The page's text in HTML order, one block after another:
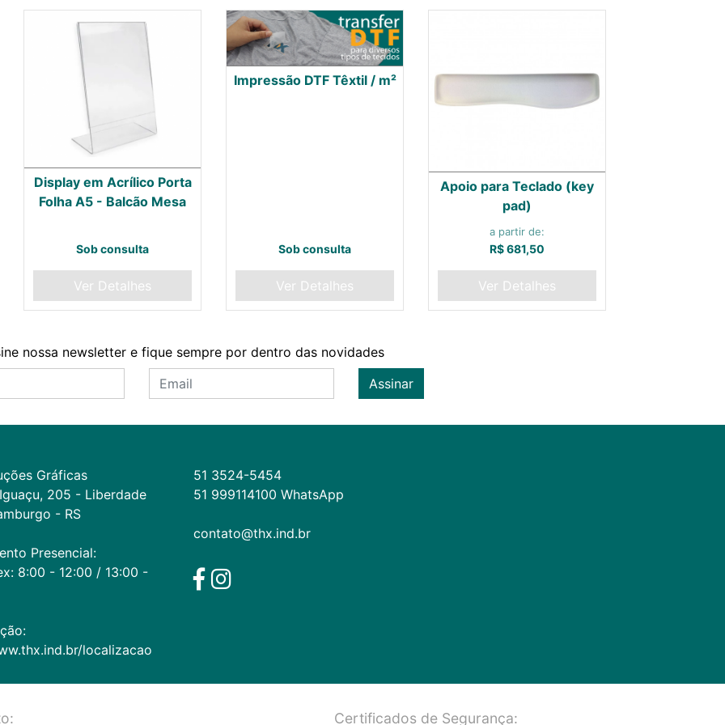
Display em Acrílico Porta
Folha A5 - Balcão Mesa
Sob consulta
Ver Detalhes
Impressão DTF Têxtil / m²
Sob consulta
Ver Detalhes
Apoio para Teclado (key
pad)
a partir de:
R$ 681,50
Ver Detalhes
nossa newsletter e fique sempre por dentro das novidades
Assinar
Gráficas
205 - Liberdade
- RS
Presencial:
8:00 - 12:00 / 13:00 -
localizacao
51 3524-5454
51 999114100 WhatsApp
contato@thx.ind.br
Certificados de Segurança: